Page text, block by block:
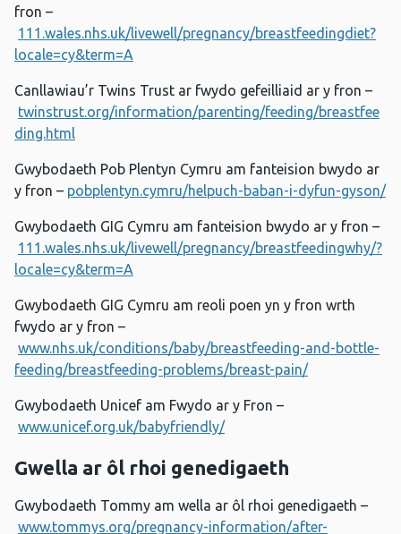
fron –
111.wales.nhs.uk/livewell/pregnancy/breastfeedingdiet?
locale=cy&term=A
Canllawiau’r Twins Trust ar fwydo gefeilliaid ar y fron –
twinstrust.org/information/parenting/feeding/breastfee
ding.html
Gwybodaeth Pob Plentyn Cymru am fanteision bwydo ar
y fron – pobplentyn.cymru/helpuch-baban-i-dyfun-gyson/
Gwybodaeth GIG Cymru am fanteision bwydo ar y fron –
111.wales.nhs.uk/livewell/pregnancy/breastfeedingwhy/?
locale=cy&term=A
Gwybodaeth GIG Cymru am reoli poen yn y fron wrth
fwydo ar y fron –
www.nhs.uk/conditions/baby/breastfeeding-and-bottle-
feeding/breastfeeding-problems/breast-pain/
Gwybodaeth Unicef am Fwydo ar y Fron –
www.unicef.org.uk/babyfriendly/
Gwella ar ôl rhoi genedigaeth
Gwybodaeth Tommy am wella ar ôl rhoi genedigaeth –
www.tommys.org/pregnancy-information/after-